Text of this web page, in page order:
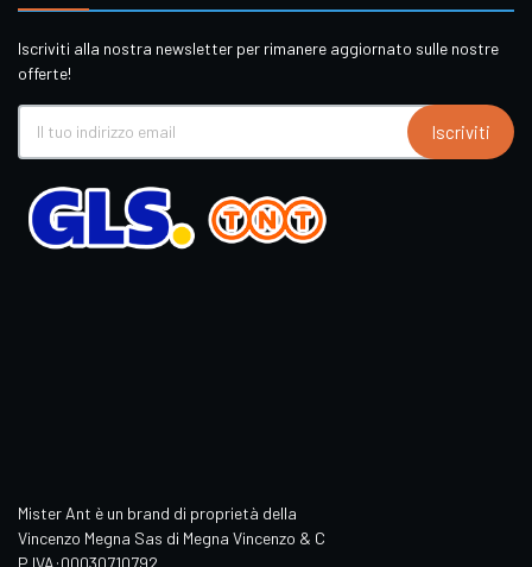
Iscriviti alla nostra newsletter per rimanere aggiornato sulle nostre
offerte!
Iscriviti
Mister Ant è un brand di proprietà della
Vincenzo Megna Sas di Megna Vincenzo & C
P.IVA:00030710792